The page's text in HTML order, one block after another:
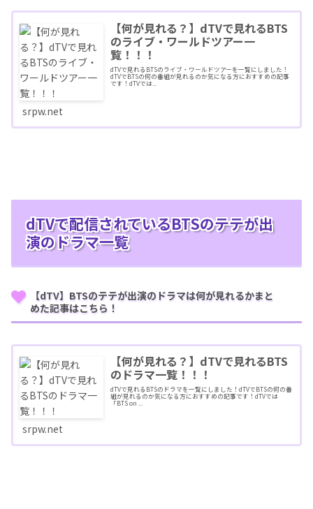
【何が見れる？】dTVで見れるBTS
のライブ・ワールドツアー一
覧！！！
dTVで見れるBTSのライブ・ワールドツアーを一覧にしました！
dTVでBTSの何の番組が見れるのか気になる方におすすめの記事
です！dTVでは...
srpw.net
dTVで配信されているBTSのテテが出
演のドラマ一覧
【dTV】BTSのテテが出演のドラマは何が見れるかまと
めた記事はこちら！
【何が見れる？】dTVで見れるBTS
のドラマ一覧！！！
dTVで見れるBTSのドラマを一覧にしました！dTVでBTSの何の番
組が見れるのか気になる方におすすめの記事です！dTVでは
「BTS on ...
srpw.net